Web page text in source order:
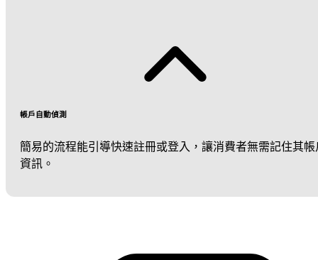
帳戶自動偵測
簡易的流程能引導快速註冊或登入，讓消費者無需記住其帳
資訊。